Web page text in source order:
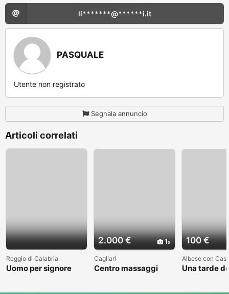
li*******@******i.it
PASQUALE
Utente non registrato
Segnala annuncio
Articoli correlati
Reggio di Calabria
Uomo per signore
2.000 € 1
Cagliari
Centro massaggi
100 €
Albese con
Una tarde